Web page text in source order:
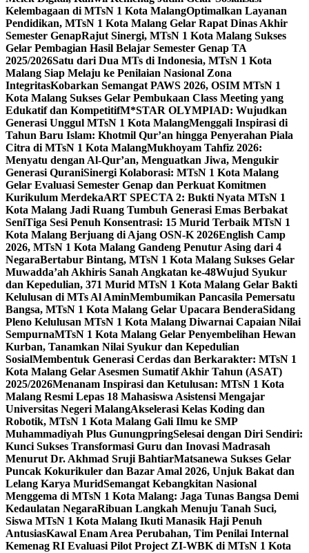
Kelembagaan di MTsN 1 Kota MalangOptimalkan Layanan
Pendidikan, MTsN 1 Kota Malang Gelar Rapat Dinas Akhir
Semester GenapRajut Sinergi, MTsN 1 Kota Malang Sukses
Gelar Pembagian Hasil Belajar Semester Genap TA
2025/2026Satu dari Dua MTs di Indonesia, MTsN 1 Kota
Malang Siap Melaju ke Penilaian Nasional Zona
IntegritasKobarkan Semangat PAWS 2026, OSIM MTsN 1
Kota Malang Sukses Gelar Pembukaan Class Meeting yang
Edukatif dan KompetitifM*STAR OLYMPIAD: Wujudkan
Generasi Unggul MTsN 1 Kota MalangMenggali Inspirasi di
Tahun Baru Islam: Khotmil Qur’an hingga Penyerahan Piala
Citra di MTsN 1 Kota MalangMukhoyam Tahfiz 2026:
Menyatu dengan Al-Qur’an, Menguatkan Jiwa, Mengukir
Generasi QuraniSinergi Kolaborasi: MTsN 1 Kota Malang
Gelar Evaluasi Semester Genap dan Perkuat Komitmen
Kurikulum MerdekaART SPECTA 2: Bukti Nyata MTsN 1
Kota Malang Jadi Ruang Tumbuh Generasi Emas Berbakat
SeniTiga Sesi Penuh Konsentrasi: 15 Murid Terbaik MTsN 1
Kota Malang Berjuang di Ajang OSN-K 2026English Camp
2026, MTsN 1 Kota Malang Gandeng Penutur Asing dari 4
NegaraBertabur Bintang, MTsN 1 Kota Malang Sukses Gelar
Muwadda’ah Akhiris Sanah Angkatan ke-48Wujud Syukur
dan Kepedulian, 371 Murid MTsN 1 Kota Malang Gelar Bakti
Kelulusan di MTs Al AminMembumikan Pancasila Pemersatu
Bangsa, MTsN 1 Kota Malang Gelar Upacara BenderaSidang
Pleno Kelulusan MTsN 1 Kota Malang Diwarnai Capaian Nilai
SempurnaMTsN 1 Kota Malang Gelar Penyembelihan Hewan
Kurban, Tanamkan Nilai Syukur dan Kepedulian
SosialMembentuk Generasi Cerdas dan Berkarakter: MTsN 1
Kota Malang Gelar Asesmen Sumatif Akhir Tahun (ASAT)
2025/2026Menanam Inspirasi dan Ketulusan: MTsN 1 Kota
Malang Resmi Lepas 18 Mahasiswa Asistensi Mengajar
Universitas Negeri MalangAkselerasi Kelas Koding dan
Robotik, MTsN 1 Kota Malang Gali Ilmu ke SMP
Muhammadiyah Plus GunungpringSelesai dengan Diri Sendiri:
Kunci Sukses Transformasi Guru dan Inovasi Madrasah
Menurut Dr. Akhmad Sruji BahtiarMatsanewa Sukses Gelar
Puncak Kokurikuler dan Bazar Amal 2026, Unjuk Bakat dan
Lelang Karya MuridSemangat Kebangkitan Nasional
Menggema di MTsN 1 Kota Malang: Jaga Tunas Bangsa Demi
Kedaulatan NegaraRibuan Langkah Menuju Tanah Suci,
Siswa MTsN 1 Kota Malang Ikuti Manasik Haji Penuh
AntusiasKawal Enam Area Perubahan, Tim Penilai Internal
Kemenag RI Evaluasi Pilot Project ZI-WBK di MTsN 1 Kota